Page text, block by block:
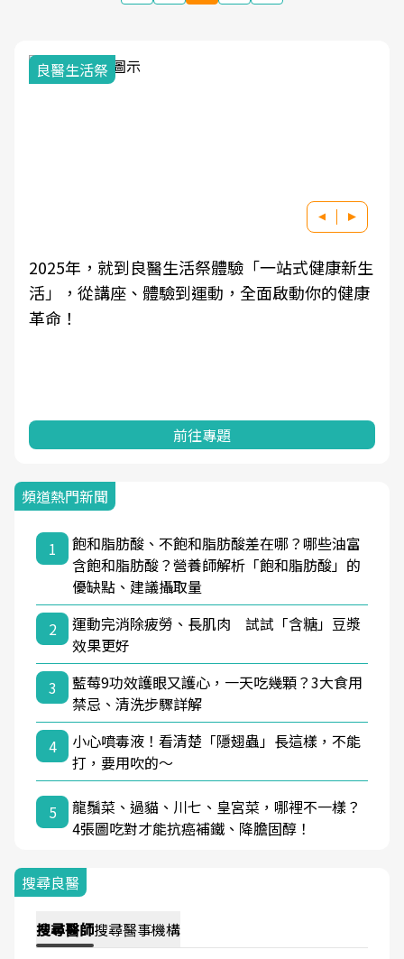
我與健康韌性的距離
良醫健康網從「換季的身體變化」出發，透過醫
學觀點與日常感受的對話，建立對亞健康的認
知，進而引導實際的改善行動。
前往專題
頻道熱門新聞
1
飽和脂肪酸、不飽和脂肪酸差在哪？哪些油富
含飽和脂肪酸？營養師解析「飽和脂肪酸」的
優缺點、建議攝取量
2
運動完消除疲勞、長肌肉 試試「含糖」豆漿
效果更好
3
藍莓9功效護眼又護心，一天吃幾顆？3大食用
禁忌、清洗步驟詳解
4
小心噴毒液！看清楚「隱翅蟲」長這樣，不能
打，要用吹的～
5
龍鬚菜、過貓、川七、皇宮菜，哪裡不一樣？
4張圖吃對才能抗癌補鐵、降膽固醇！
搜尋良醫
搜尋醫師搜尋醫事機構